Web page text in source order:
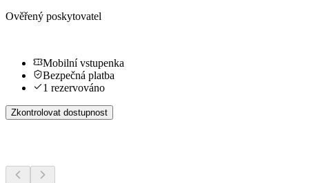
Ověřený poskytovatel
Mobilní vstupenka
Bezpečná platba
1 rezervováno
Zkontrolovat dostupnost